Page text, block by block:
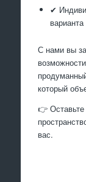
✔
С нами вы
который
👉
вас.